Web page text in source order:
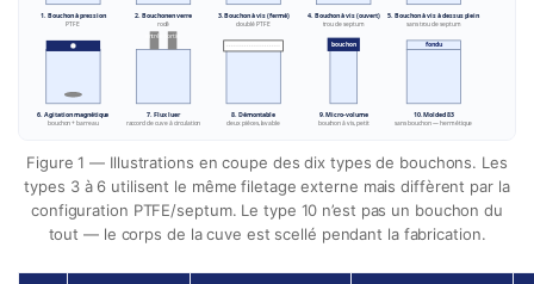
1. Bouchon à pression
PTFE
2. Bouchon en verre
rodé
3. Bouchon à vis (fermé)
doublé PTFE
4. Bouchon à vis (ouvert)
trou de septum
5. Bouchon à vis à dessus plein
sans trou de septum
6. Agitation magnétique
bouchon + barreau
entrée sortie
7. Flux luer
raccord de cuve à circulation
8. Démontable
deux pièces, lavable
bouchon
9. Micro-volume
bouchon à vis, petit
fondu
10. Molded 83
sans bouchon — hermétique
Figure 1 — Illustrations en coupe des dix types de bouchons. Les
types 3 à 6 utilisent le même filetage externe mais diffèrent par la
configuration PTFE/septum. Le type 10 n’est pas un bouchon du
tout — le corps de la cuve est scellé pendant la fabrication.